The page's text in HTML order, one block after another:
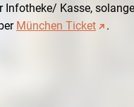
Infotheke/ Kasse,
München Ticket .